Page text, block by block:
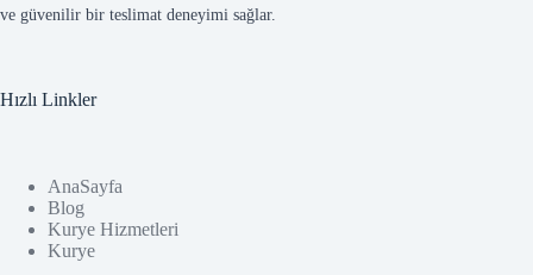
ve güvenilir bir teslimat deneyimi sağlar.
Hızlı Linkler
AnaSayfa
Blog
Kurye Hizmetleri
Kurye